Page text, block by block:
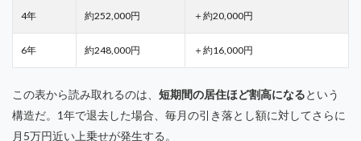
4年 約252,000円 ＋約20,000円
6年 約248,000円 ＋約16,000円
この表から読み取れるのは、 短期間の居住ほど割高になるという
構造だ。1年で退去した場合、毎月の引き落とし額に対してさらに
月5万円近い上乗せが発生する。